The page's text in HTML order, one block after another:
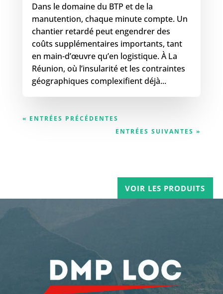
Dans le domaine du BTP et de la
manutention, chaque minute compte. Un
chantier retardé peut engendrer des
coûts supplémentaires importants, tant
en main-d’œuvre qu’en logistique. À La
Réunion, où l’insularité et les contraintes
géographiques complexifient déjà...
« ENTRÉES PRÉCÉDENTES
ENTRÉES SUIVANTES »
VOIR LES PRODUITS